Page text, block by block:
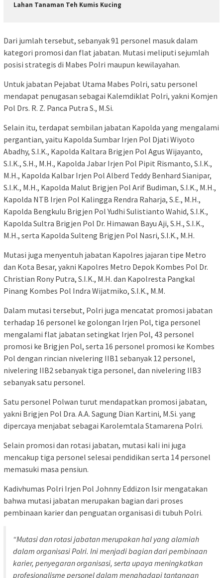
Lahan Tanaman Teh Kumis Kucing
Dari jumlah tersebut, sebanyak 91 personel masuk dalam
kategori promosi dan flat jabatan. Mutasi meliputi sejumlah
posisi strategis di Mabes Polri maupun kewilayahan.
Untuk jabatan Pejabat Utama Mabes Polri, satu personel
mendapat penugasan sebagai Kalemdiklat Polri, yakni Komjen
Pol Drs. R. Z. Panca Putra S., M.Si.
Selain itu, terdapat sembilan jabatan Kapolda yang mengalami
pergantian, yaitu Kapolda Sumbar Irjen Pol Djati Wiyoto
Abadhy, S.I.K., Kapolda Kaltara Brigjen Pol Agus Wijayanto,
S.I.K., S.H., M.H., Kapolda Jabar Irjen Pol Pipit Rismanto, S.I.K.,
M.H., Kapolda Kalbar Irjen Pol Alberd Teddy Benhard Sianipar,
S.I.K., M.H., Kapolda Malut Brigjen Pol Arif Budiman, S.I.K., M.H.,
Kapolda NTB Irjen Pol Kalingga Rendra Raharja, S.E., M.H.,
Kapolda Bengkulu Brigjen Pol Yudhi Sulistianto Wahid, S.I.K.,
Kapolda Sultra Brigjen Pol Dr. Himawan Bayu Aji, S.H., S.I.K.,
M.H., serta Kapolda Sulteng Brigjen Pol Nasri, S.I.K., M.H.
Mutasi juga menyentuh jabatan Kapolres jajaran tipe Metro
dan Kota Besar, yakni Kapolres Metro Depok Kombes Pol Dr.
Christian Rony Putra, S.I.K., M.H. dan Kapolresta Pangkal
Pinang Kombes Pol Indra Wijatmiko, S.I.K., M.M.
Dalam mutasi tersebut, Polri juga mencatat promosi jabatan
terhadap 16 personel ke golongan Irjen Pol, tiga personel
mengalami flat jabatan setingkat Irjen Pol, 43 personel
promosi ke Brigjen Pol, serta 16 personel promosi ke Kombes
Pol dengan rincian nivelering IIB1 sebanyak 12 personel,
nivelering IIB2 sebanyak tiga personel, dan nivelering IIB3
sebanyak satu personel.
Satu personel Polwan turut mendapatkan promosi jabatan,
yakni Brigjen Pol Dra. A.A. Sagung Dian Kartini, M.Si. yang
dipercaya menjabat sebagai Karolemtala Stamarena Polri.
Selain promosi dan rotasi jabatan, mutasi kali ini juga
mencakup tiga personel selesai pendidikan serta 14 personel
memasuki masa pensiun.
Kadivhumas Polri Irjen Pol Johnny Eddizon Isir mengatakan
bahwa mutasi jabatan merupakan bagian dari proses
pembinaan karier dan penguatan organisasi di tubuh Polri.
“Mutasi dan rotasi jabatan merupakan hal yang alamiah
dalam organisasi Polri. Ini menjadi bagian dari pembinaan
karier, penyegaran organisasi, serta upaya meningkatkan
profesionalisme personel dalam menghadapi tantangan